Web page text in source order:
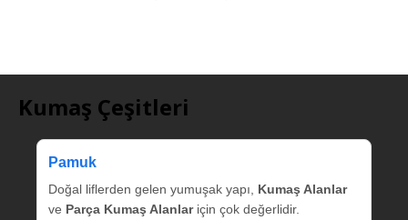
Kumaş Çeşitleri
Pamuk
Doğal liflerden gelen yumuşak yapı, Kumaş Alanlar
ve Parça Kumaş Alanlariçin çok değerlidir.